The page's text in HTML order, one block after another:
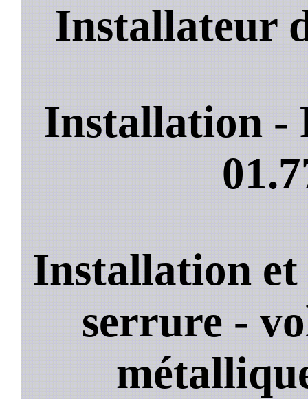
Installateur
Installation -
Installation
serrure -